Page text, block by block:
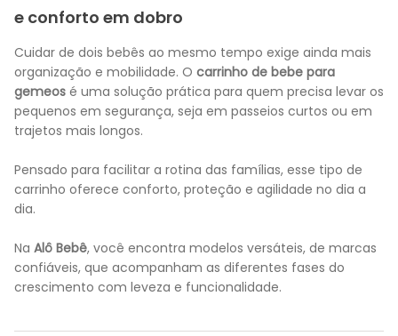
e conforto em dobro
Cuidar de dois bebês ao mesmo tempo exige ainda mais
organização e mobilidade. O carrinho de bebe para
gemeos é uma solução prática para quem precisa levar os
pequenos em segurança, seja em passeios curtos ou em
trajetos mais longos.
Pensado para facilitar a rotina das famílias, esse tipo de
carrinho oferece conforto, proteção e agilidade no dia a
dia.
Na Alô Bebê, você encontra modelos versáteis, de marcas
confiáveis, que acompanham as diferentes fases do
crescimento com leveza e funcionalidade.